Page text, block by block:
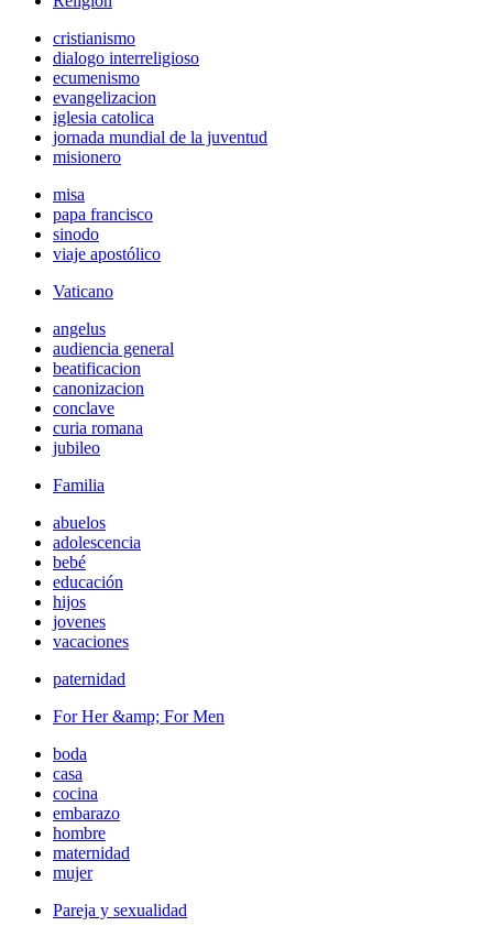
cristianismo
dialogo interreligioso
ecumenismo
evangelizacion
iglesia catolica
jornada mundial de la juventud
misionero
misa
papa francisco
sinodo
viaje apostólico
Vaticano
angelus
audiencia general
beatificacion
canonizacion
conclave
curia romana
jubileo
Familia
abuelos
adolescencia
bebé
educación
hijos
jovenes
vacaciones
paternidad
For Her &amp; For Men
boda
casa
cocina
embarazo
hombre
maternidad
mujer
Pareja y sexualidad